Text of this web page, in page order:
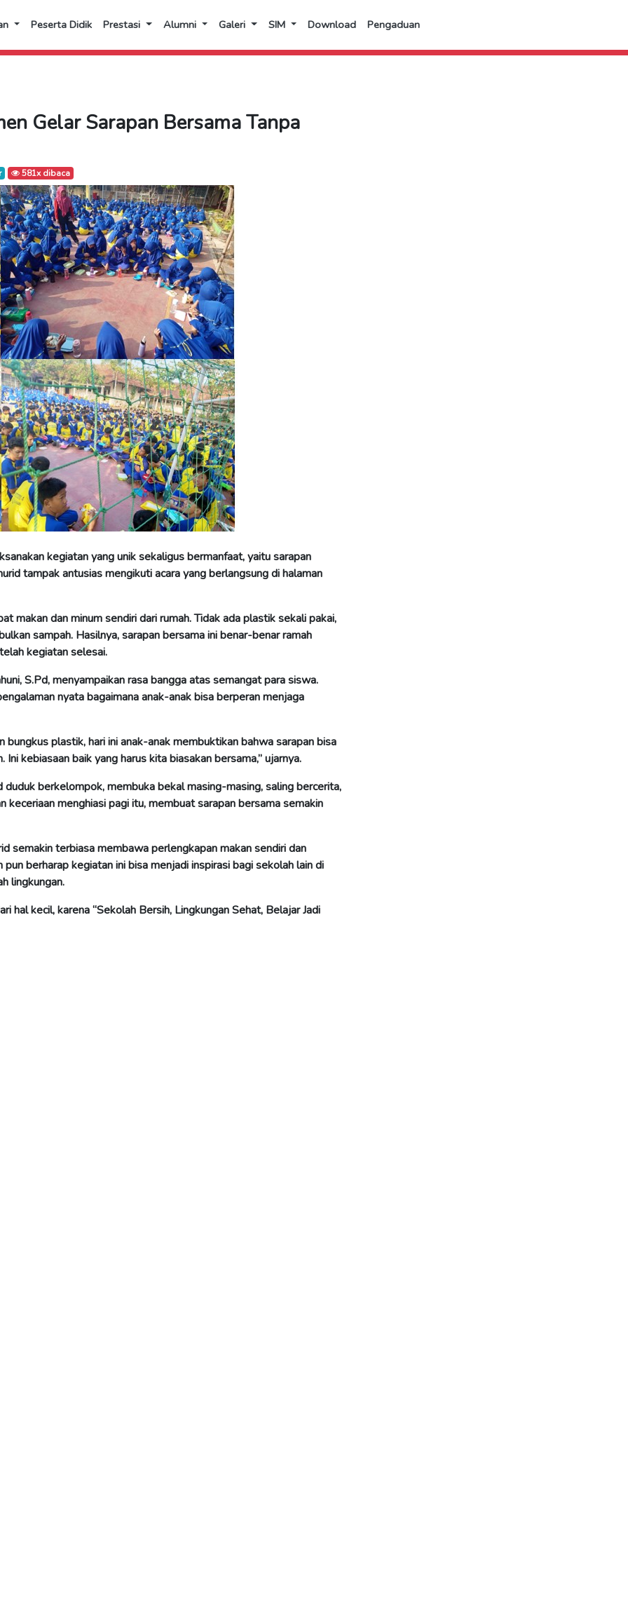
Peserta Didik Prestasi Alumni Galeri SIM Download Pengaduan
Gelar Sarapan Bersama Tanpa
581x dibaca
kegiatan yang unik sekaligus bermanfaat, yaitusarapan
tampak antusias mengikuti acara yang berlangsung di halaman
makan dan minum sendiri dari rumah. Tidak ada plastik sekali pakai,
sampah. Hasilnya, sarapan bersama ini benar-benar ramah
kegiatan selesai.
S.Pd, menyampaikan rasa bangga atas semangat para siswa.
nyata bagaimana anak-anak bisa berperan menjaga
bungkus plastik, hari ini anak-anak membuktikan bahwa sarapan bisa
kebiasaan baik yang harus kita biasakan bersama,” ujarnya.
berkelompok, membuka bekal masing-masing, saling bercerita,
keceriaan menghiasi pagi itu, membuat sarapan bersama semakin
semakin terbiasa membawa perlengkapan makan sendiri dan
berharap kegiatan ini bisa menjadi inspirasi bagi sekolah lain di
lingkungan.
hal kecil, karena “Sekolah Bersih, Lingkungan Sehat, Belajar Jadi